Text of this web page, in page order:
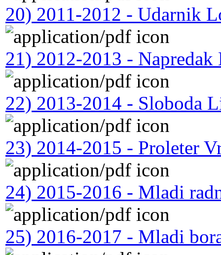
20) 2011-2012 - Udarnik
21) 2012-2013 -
22) 2013-2014 - Sloboda
23) 2014-2015 - Proleter
24) 2015-2016 - Mladi
25) 2016-2017 - Mladi